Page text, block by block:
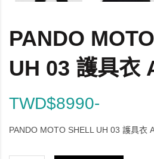
PANDO
UH 03 護具衣
TWD$8990-
PANDO MOTO SHELL UH 03 護具衣